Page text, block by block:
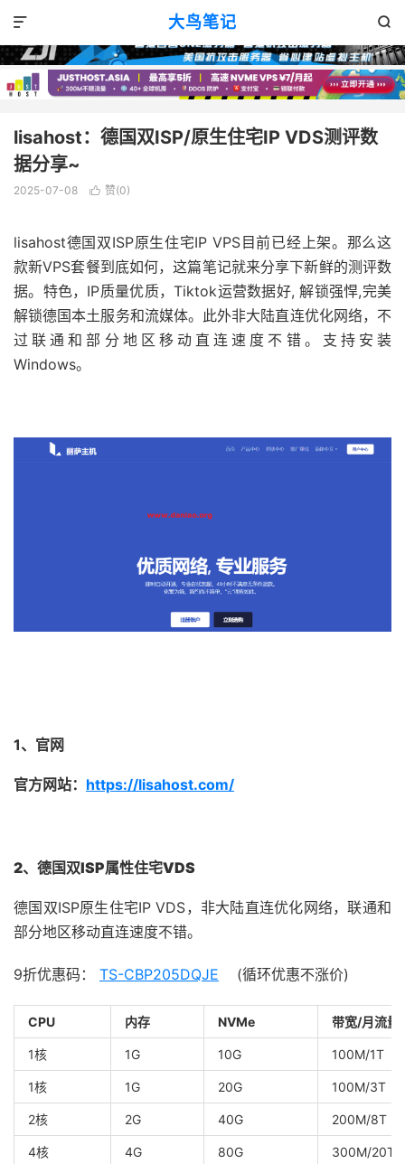
大鸟笔记 

VPS评测
lisahost：德国双ISP/原生住宅IP VDS测评数
据分享~
2025-07-08  赞(0)
lisahost德国双ISP原生住宅IP VPS目前已经上架。那么这
款新VPS套餐到底如何，这篇笔记就来分享下新鲜的测评数
据。特色，IP质量优质，Tiktok运营数据好, 解锁强悍,完美
解锁德国本土服务和流媒体。此外非大陆直连优化网络，不
过联通和部分地区移动直连速度不错。支持安装
Windows。
1、官网
官方网站： https://lisahost.com/
2、德国双ISP属性住宅VDS
德国双ISP原生住宅IP VDS，非大陆直连优化网络，联通和
部分地区移动直连速度不错。
9折优惠码： TS-CBP205DQJE (循环优惠不涨价)
CPU 内存 NVMe 带宽/月流量
1核 1G 10G 100M/1T
1核 1G 20G 100M/3T
2核 2G 40G 200M/8T
4核 4G 80G 300M/20T